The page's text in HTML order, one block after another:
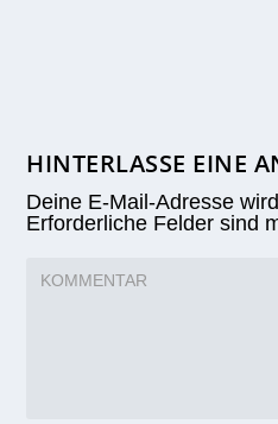
HINTERLASSE EINE
Deine E-Mail-Adresse
Erforderliche Felder sind